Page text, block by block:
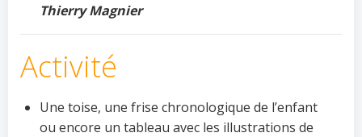
Thierry Magnier
Activité
Une toise, une frise chronologique de l’enfant
ou encore un tableau avec les illustrations de